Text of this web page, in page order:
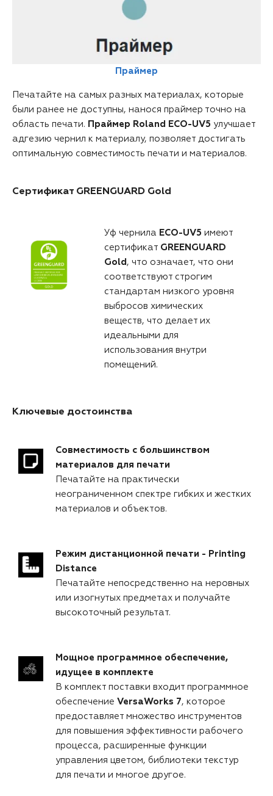
Праймер
Печатайте на самых разных материалах, которые
были ранее не доступны, нанося праймер точно на
область печати. Праймер Roland ECO-UV5 улучшает
адгезию чернил к материалу, позволяет достигать
оптимальную совместимость печати и материалов.
Cертификат GREENGUARD Gold
Уф чернила ECO-UV5 имеют
сертификат GREENGUARD
Gold , что означает, что они
соответствуют строгим
стандартам низкого уровня
выбросов химических
веществ, что делает их
идеальными для
использования внутри
помещений.
Ключевые достоинства
Совместимость с большинством
материалов для печати
Печатайте на практически
неограниченном спектре гибких и жестких
материалов и объектов.
Режим дистанционной печати - Printing
Distance
Печатайте непосредственно на неровных
или изогнутых предметах и получайте
высокоточный результат.
Мощное программное обеспечение,
идущее в комплекте
В комплект поставки входит программное
обеспечение VersaWorks 7, которое
предоставляет множество инструментов
для повышения эффективности рабочего
процесса, расширенные функции
управления цветом, библиотеки текстур
для печати и многое другое.